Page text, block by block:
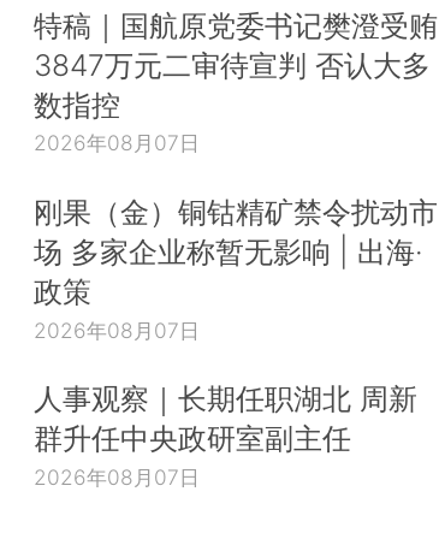
特稿｜国航原党委书记樊澄受贿
3847万元二审待宣判 否认大多
数指控
2026年08月07日
刚果（金）铜钴精矿禁令扰动市
场 多家企业称暂无影响 | 出海·
政策
2026年08月07日
人事观察｜长期任职湖北 周新
群升任中央政研室副主任
2026年08月07日